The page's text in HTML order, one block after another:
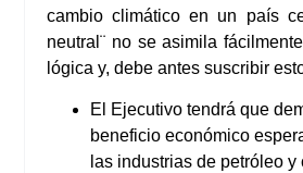
cambio climático en un país
neutral¨ no se asimila
lógica y, debe antes suscribir
El Ejecutivo tendrá que
beneficio económico
las industrias de petróleo